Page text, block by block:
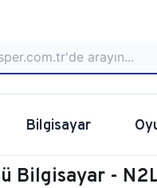
Bilgisayar
Bilgisayar -